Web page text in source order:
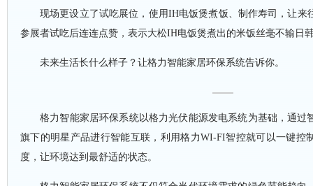
现场更设立了试吃展位，使用IH电饭煲煮饭、制作寿司，让来
参展者试吃后连连点赞，表示大松IH电饭煲煮出的米饭丝毫不输日
未来生活长什么样子？让格力智能家居环保系统告诉你。
格力智能家居环保系统以格力光伏能源发电系统为基础，通过
旗下的明星产品进行智能互联，利用格力WI-FI智控就可以一键控
度，让环境达到最舒适的状态。